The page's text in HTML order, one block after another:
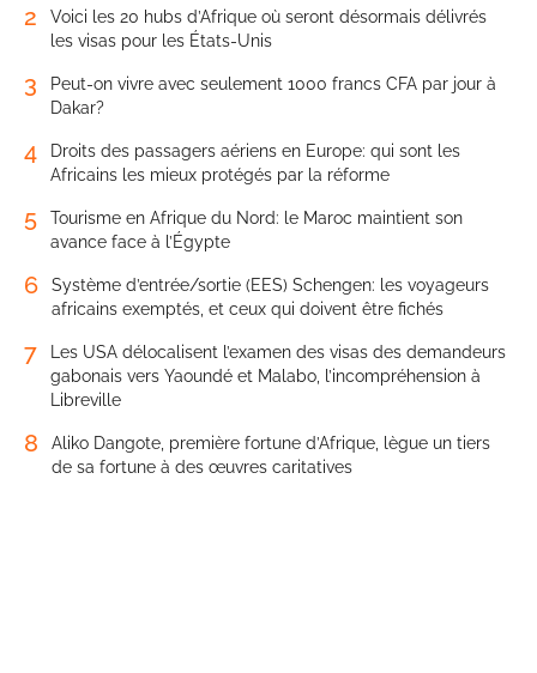
2
Voici les 20 hubs d’Afrique où seront désormais délivrés
les visas pour les États-Unis
3
Peut-on vivre avec seulement 1000 francs CFA par jour à
Dakar?
4
Droits des passagers aériens en Europe: qui sont les
Africains les mieux protégés par la réforme
5
Tourisme en Afrique du Nord: le Maroc maintient son
avance face à l’Égypte
6
Système d’entrée/sortie (EES) Schengen: les voyageurs
africains exemptés, et ceux qui doivent être fichés
7
Les USA délocalisent l’examen des visas des demandeurs
gabonais vers Yaoundé et Malabo, l’incompréhension à
Libreville
8
Aliko Dangote, première fortune d’Afrique, lègue un tiers
de sa fortune à des œuvres caritatives